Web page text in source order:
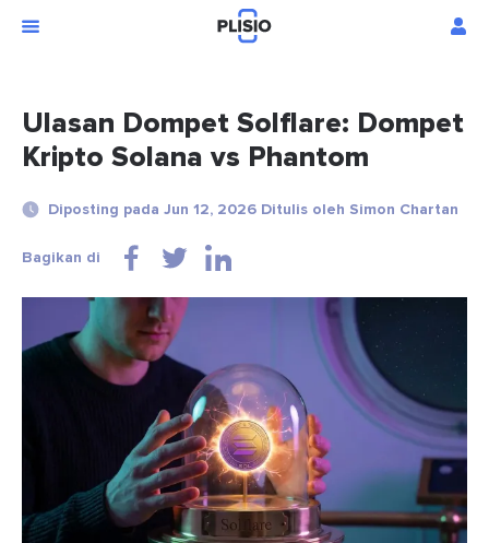
Ulasan Dompet Solflare: Dompet
Kripto Solana vs Phantom
Diposting pada Jun 12, 2026 Ditulis oleh Simon Chartan
Bagikan di